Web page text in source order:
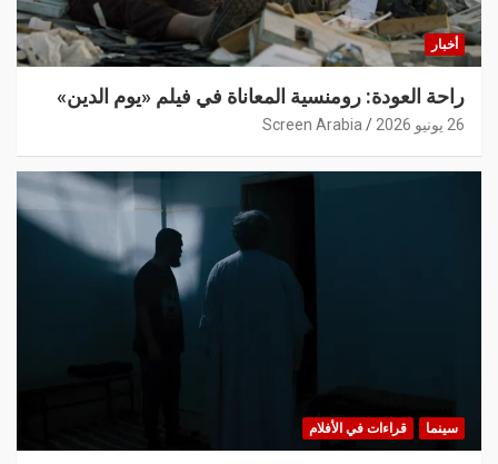
أخبار
راحة العودة: رومنسية المعاناة في فيلم «يوم الدين»
26 يونيو 2026 Screen Arabia
سينما قراءات في الأفلام